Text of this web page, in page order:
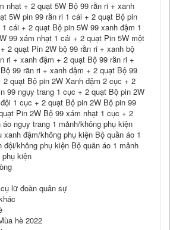
nhạt + 2 quạt 5W Bộ 99 rằn ri + xanh
5W pin 99 rằn ri 1 cái + 2 quạt Bộ pin
cái + 2 quạt Bộ pin 5W 99 xanh đậm 1
99 xám nhạt 1 cái + 2 quạt Pin 5W một
2 quạt Pin 2W bộ 99 rằn ri + xanh bộ
ri + xanh đậm + 2 quạt Bộ 99 rằn ri +
99 rằn ri + xanh đậm + 2 quạt Bộ 99
2 quạt Bộ pin 2W Xanh đậm 2 cục + 2
99 ngụy trang 1 cục + 2 quạt Bộ pin 2W
1 cục + 2 quạt Bộ pin 2W Bộ pin 99
Pin 2W Bộ 99 xám nhạt 1 cục + 2
ngụy trang 1 mảnh/không phụ kiện
xanh đậm/không phụ kiện Bộ quần áo 1
đội/không phụ kiện Bộ quần áo 1 mảnh
kiện
lữ đoàn quân sự
hè 2022